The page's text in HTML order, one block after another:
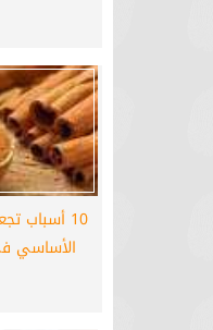
10 أسباب
الأساسي